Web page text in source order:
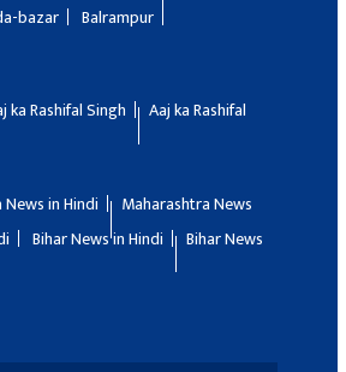
bazar
Balrampur
ka Rashifal Singh
Aaj ka Rashifal
in Hindi
Maharashtra News
Bihar News in Hindi
Bihar News